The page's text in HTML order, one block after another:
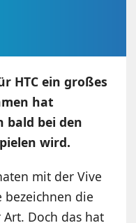
HTC ein großes
hat
bald bei den
wird.
mit der Vive
bezeichnen die
Doch das hat